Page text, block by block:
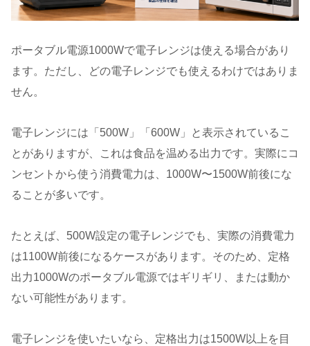
ポータブル電源1000Wで電子レンジは使える場合があり
ます。ただし、どの電子レンジでも使えるわけではありま
せん。
電子レンジには「500W」「600W」と表示されているこ
とがありますが、これは食品を温める出力です。実際にコ
ンセントから使う消費電力は、1000W〜1500W前後にな
ることが多いです。
たとえば、500W設定の電子レンジでも、実際の消費電力
は1100W前後になるケースがあります。そのため、定格
出力1000Wのポータブル電源ではギリギリ、または動か
ない可能性があります。
電子レンジを使いたいなら、定格出力は1500W以上を目